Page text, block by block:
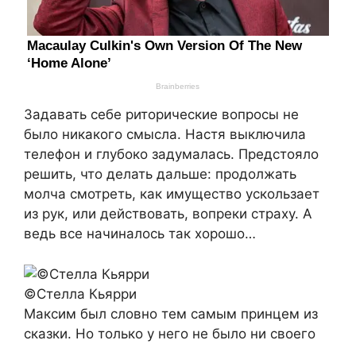
Задавать себе риторические вопросы не
было никакого смысла. Настя выключила
телефон и глубоко задумалась. Предстояло
решить, что делать дальше: продолжать
молча смотреть, как имущество ускользает
из рук, или действовать, вопреки страху. А
ведь все начиналось так хорошо…
©Стелла Кьярри
Максим был словно тем самым принцем из
сказки. Но только у него не было ни своего